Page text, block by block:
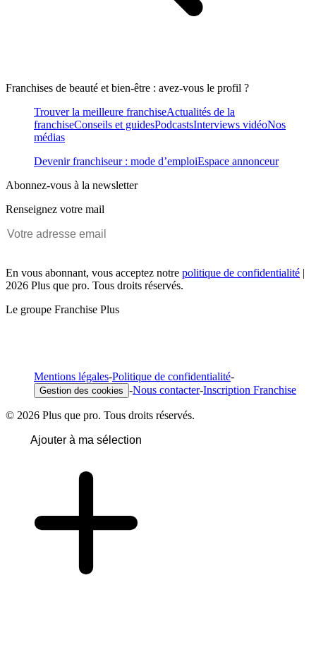
Franchises de beauté et bien-être : avez-vous le profil ?
Trouver la meilleure franchiseActualités de la
franchiseConseils et guidesPodcastsInterviews vidéoNos
médias
Devenir franchiseur : mode d’emploiEspace annonceur
Abonnez-vous à la newsletter
Renseignez votre mail
En vous abonnant, vous acceptez notre politique de confidentialité |
2026 Plus que pro. Tous droits réservés.
Le groupe Franchise Plus
Mentions légales-Politique de confidentialité-
Gestion des cookies -Nous contacter-Inscription Franchise
© 2026 Plus que pro. Tous droits réservés.
Ajouter à ma sélection